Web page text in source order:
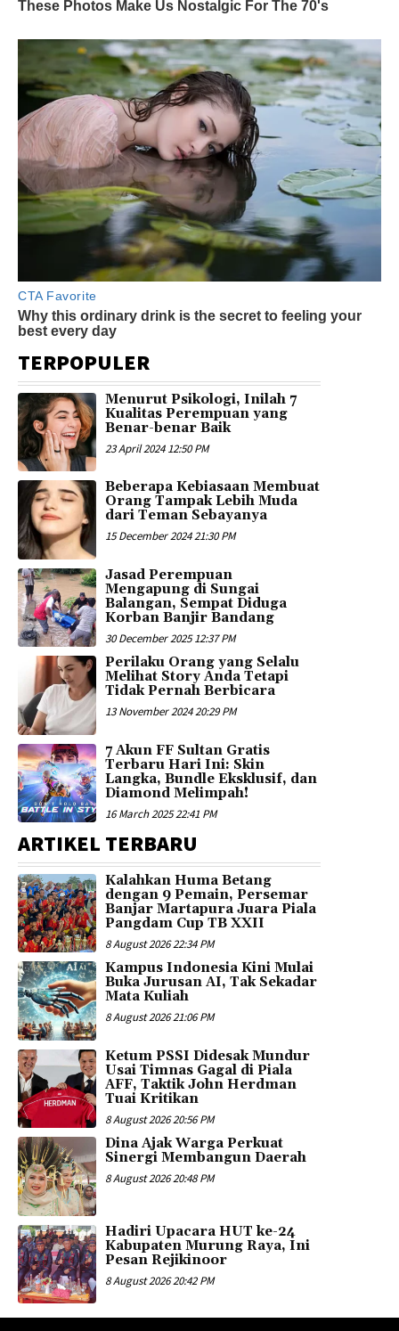
TERPOPULER
Menurut Psikologi, Inilah 7
Kualitas Perempuan yang
Benar-benar Baik
23 April 2024 12:50 PM
Beberapa Kebiasaan Membuat
Orang Tampak Lebih Muda
dari Teman Sebayanya
15 December 2024 21:30 PM
Jasad Perempuan
Mengapung di Sungai
Balangan, Sempat Diduga
Korban Banjir Bandang
30 December 2025 12:37 PM
Perilaku Orang yang Selalu
Melihat Story Anda Tetapi
Tidak Pernah Berbicara
13 November 2024 20:29 PM
7 Akun FF Sultan Gratis
Terbaru Hari Ini: Skin
Langka, Bundle Eksklusif, dan
Diamond Melimpah!
16 March 2025 22:41 PM
ARTIKEL TERBARU
Kalahkan Huma Betang
dengan 9 Pemain, Persemar
Banjar Martapura Juara Piala
Pangdam Cup TB XXII
8 August 2026 22:34 PM
Kampus Indonesia Kini Mulai
Buka Jurusan AI, Tak Sekadar
Mata Kuliah
8 August 2026 21:06 PM
Ketum PSSI Didesak Mundur
Usai Timnas Gagal di Piala
AFF, Taktik John Herdman
Tuai Kritikan
8 August 2026 20:56 PM
Dina Ajak Warga Perkuat
Sinergi Membangun Daerah
8 August 2026 20:48 PM
Hadiri Upacara HUT ke-24
Kabupaten Murung Raya, Ini
Pesan Rejikinoor
8 August 2026 20:42 PM